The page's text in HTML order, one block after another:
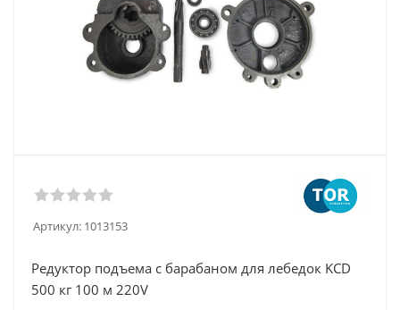
Артикул: 1013153
Редуктор подъема с барабаном для лебедок KCD
500 кг 100 м 220V